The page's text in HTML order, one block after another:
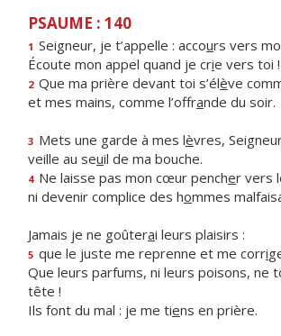
PSAUME : 140
1 Seigneur, je t’appelle : accours vers
Écoute mon appel quand je crie vers toi !
2 Que ma prière devant toi s’élève
et mes mains, comme l’offrande du soir.
3 Mets une garde à mes lèvres,
veille au seuil de ma bouche.
4 Ne laisse pas mon cœur pencher vers
ni devenir complice des hommes
Jamais je ne goûterai leurs plaisirs :
5 que le juste me reprenne et me corri
Que leurs parfums, ni leurs poisons, ne
tête !
Ils font du mal : je me tiens en prière.